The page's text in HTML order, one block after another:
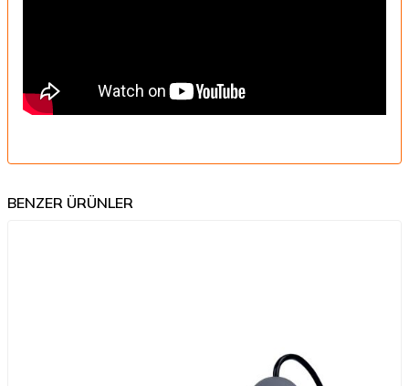
BENZER ÜRÜNLER